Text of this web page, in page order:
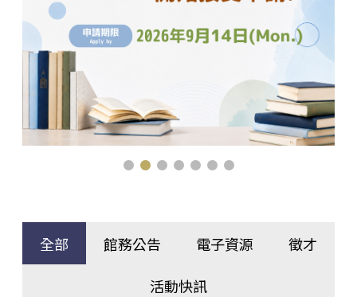
全部 館務公告 電子資源 徵才
活動快訊